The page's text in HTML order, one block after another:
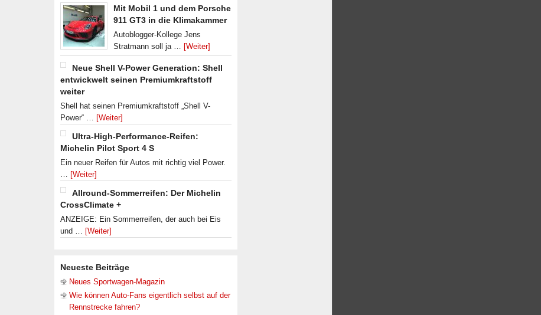
Mit Mobil 1 und dem Porsche
911 GT3 in die Klimakammer
Autoblogger-Kollege Jens
Stratmann soll ja … [Weiter]
Neue Shell V-Power Generation: Shell
entwickwelt seinen Premiumkraftstoff
weiter
Shell hat seinen Premiumkraftstoff „Shell V-
Power“ … [Weiter]
Ultra-High-Performance-Reifen:
Michelin Pilot Sport 4 S
Ein neuer Reifen für Autos mit richtig viel Power.
… [Weiter]
Allround-Sommerreifen: Der Michelin
CrossClimate +
ANZEIGE: Ein Sommerreifen, der auch bei Eis
und … [Weiter]
Neueste Beiträge
Neues Sportwagen-Magazin
Wie können Auto-Fans eigentlich selbst auf der
Rennstrecke fahren?